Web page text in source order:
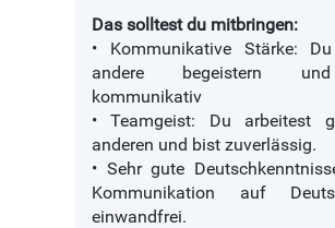
Das solltest du mitbringen:
• Kommunikative Stärke:
andere begeistern
kommunikativ
• Teamgeist: Du arbeitest
anderen und bist zuverlässig.
• Sehr gute
Kommunikation auf
einwandfrei.